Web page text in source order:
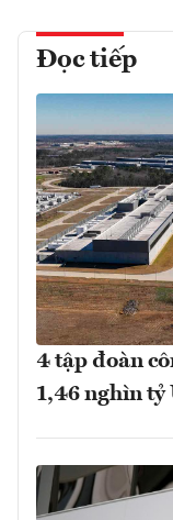
Đọc tiếp
4 tập đoàn
1,46 nghìn tỷ